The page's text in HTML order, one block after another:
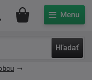
Hľadať
Môj účet